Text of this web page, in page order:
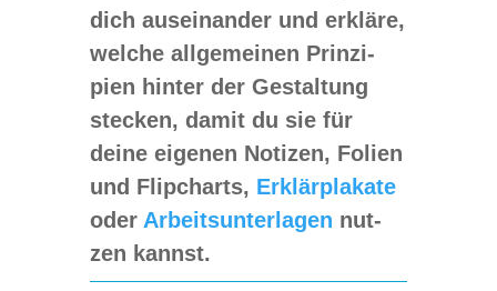
dich aus­ein­an­der und erkläre,
wel­che all­ge­mei­nen Prin­zi­
pien hin­ter der Gestal­tung
ste­cken, damit du sie für
deine eige­nen Noti­zen, Folien
und Flip­charts, Erklär­pla­kate
oder Arbeits­un­ter­la­gen nut­
zen kannst.